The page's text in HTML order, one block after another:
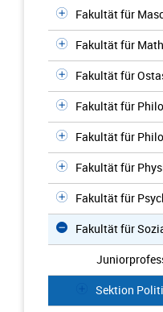
Fakultät für
Fakultät für
Fakultät für
Fakultät für
Fakultät für
Fakultät für
Fakultät für
Fakultät für
Sektion